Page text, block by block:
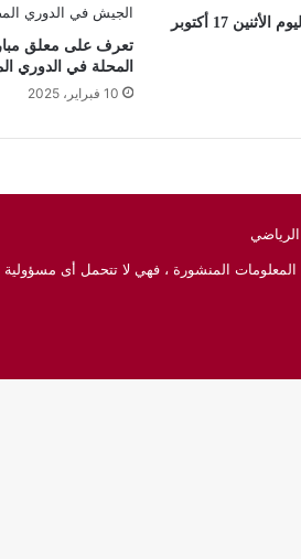
جدول مواعيد مباريات اليوم الأثنين 17 أكتوبر
تعرف على معلق
المحلة في الدوري
10 فبراير، 2025
المنشورة ، فهي لا تتحمل أى مسؤولية